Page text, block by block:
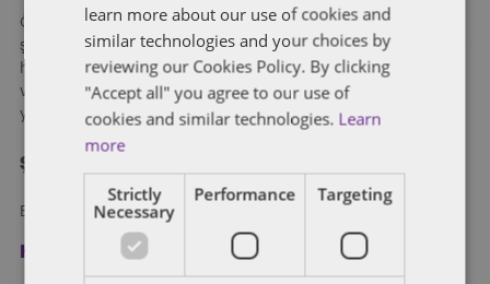
Özel kişilerden, girişimcilere, kuruluş aşamasındaki küçük
şirketlerden, devlet kuruluşlarına, orta ve büyük ölçekli özel ve
halka açık şirketlerden uluslararası ve küresel holdinglere
varıncaya kadar her ölçekten şirketin hukuki ihtiyaçlarına
yönelik hizmet vermekteyiz.
Şimdi kayıt olun
Blog yazılarımızı e-posta ile alın.
Kayıt ol
learn more about our use of cookies and
similar technologies and your choices by
reviewing our Cookies Policy. By clicking
"Accept all" you agree to our use of
cookies and similar technologies. Learn
more
Strictly
Necessary
Performance Targeting